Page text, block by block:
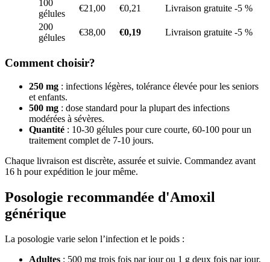
100
gélules
€21,00 €0,21
Livraison gratuite -5 %
200
gélules
€38,00 €0,19 Livraison gratuite -5 %
Comment choisir?
250 mg : infections légères, tolérance élevée pour les seniors
et enfants.
500 mg : dose standard pour la plupart des infections
modérées à sévères.
Quantité : 10-30 gélules pour cure courte, 60-100 pour un
traitement complet de 7-10 jours.
Chaque livraison est discrète, assurée et suivie. Commandez avant
16 h pour expédition le jour même.
Posologie recommandée d'Amoxil
générique
La posologie varie selon l’infection et le poids :
Adultes : 500 mg trois fois par jour ou 1 g deux fois par jour,